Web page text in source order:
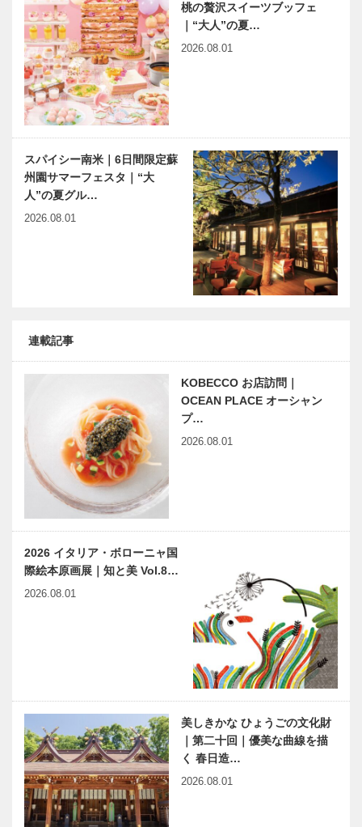
桃の贅沢スイーツブッフェ
｜“大人”の夏…
2026.08.01
スパイシー南米｜6日間限定蘇
州園サマーフェスタ｜“大
人”の夏グル…
2026.08.01
連載記事
KOBECCO お店訪問｜
OCEAN PLACE オーシャン
プ…
2026.08.01
2026 イタリア・ボローニャ国
際絵本原画展｜知と美 Vol.8…
2026.08.01
美しきかな ひょうごの文化財
｜第二十回｜優美な曲線を描
く 春日造…
2026.08.01